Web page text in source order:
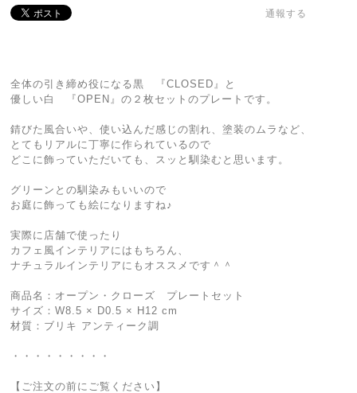
通報する
全体の引き締め役になる黒 『CLOSED』と
優しい白 『OPEN』の２枚セットのプレートです。
錆びた風合いや、使い込んだ感じの割れ、塗装のムラなど、
とてもリアルに丁寧に作られているので
どこに飾っていただいても、スッと馴染むと思います。
グリーンとの馴染みもいいので
お庭に飾っても絵になりますね♪
実際に店舗で使ったり
カフェ風インテリアにはもちろん、
ナチュラルインテリアにもオススメです＾＾
商品名：オープン・クローズ プレートセット
サイズ：W8.5 × D0.5 × H12 cm
材質：ブリキ アンティーク調
・・・・・・・・・
【ご注文の前にご覧ください】